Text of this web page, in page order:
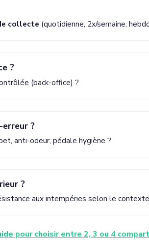
collecte (quotidienne, 2x/semaine,
?
(back-office) ?
?
anti-odeur, pédale hygiène ?
?
aux intempéries selon le
pour choisir entre 2, 3 ou 4